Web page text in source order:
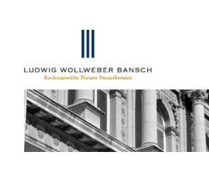
IP-Blogger.de